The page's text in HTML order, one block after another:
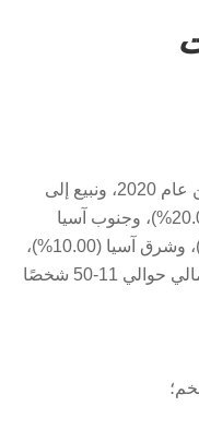
يقع مقرنا في شاندونغ، الصين، ونبدأ من عام 2020، ونبيع إلى
والسوق المحلية (20.00%)، وجنوب آسيا
(10.00%)، وأمريكا الشمالية (10.00%)، وشرق آسيا (10.00%)،
وجنوب شرق آسيا (10.00%). هناك إجمالي حوالي 11-50 شخصًا